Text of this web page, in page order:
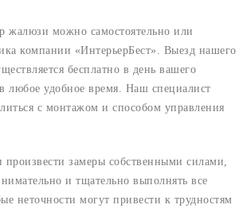
жалюзи можно самостоятельно или
компании «ИнтерьерБест». Выезд нашего
бесплатно в день вашего
любое удобное время. Наш специалист
с монтажом и способом управления
замеры собственными силами,
и тщательно выполнять все
неточности могут привести к трудностям